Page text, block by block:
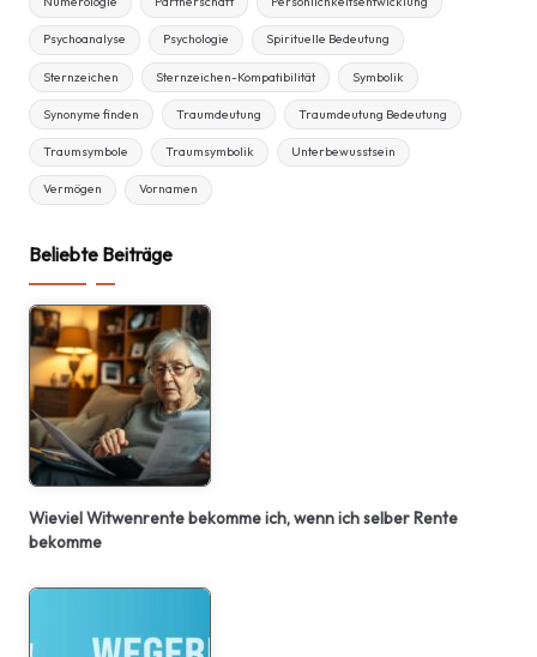
Psychoanalyse Psychologie Spirituelle Bedeutung
Sternzeichen Sternzeichen-Kompatibilität Symbolik
Synonyme finden Traumdeutung Traumdeutung Bedeutung
Traumsymbole Traumsymbolik Unterbewusstsein
Vermögen Vornamen
Beliebte Beiträge
Wieviel Witwenrente bekomme ich, wenn ich selber Rente
bekomme